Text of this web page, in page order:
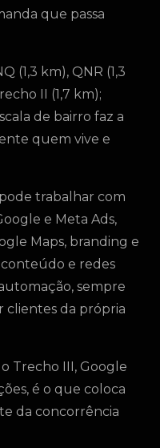
que passa
(1,3 km), QNR (1,3
II (1,7 km);
de bairro faz a
quem vive e
trabalhar com
e Meta Ads,
Maps, branding e
e redes
sempre
clientes da própria
Trecho III, Google
é o que coloca
da concorrência